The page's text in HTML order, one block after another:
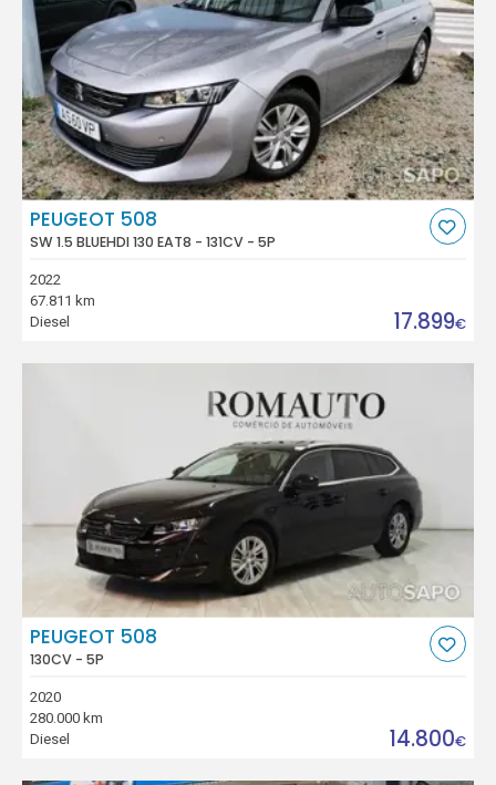
PEUGEOT 508
SW 1.5 BLUEHDI 130 EAT8 - 131CV - 5P
2022
67.811 km
Diesel
17.899€
PEUGEOT 508
130CV - 5P
2020
280.000 km
Diesel
14.800€